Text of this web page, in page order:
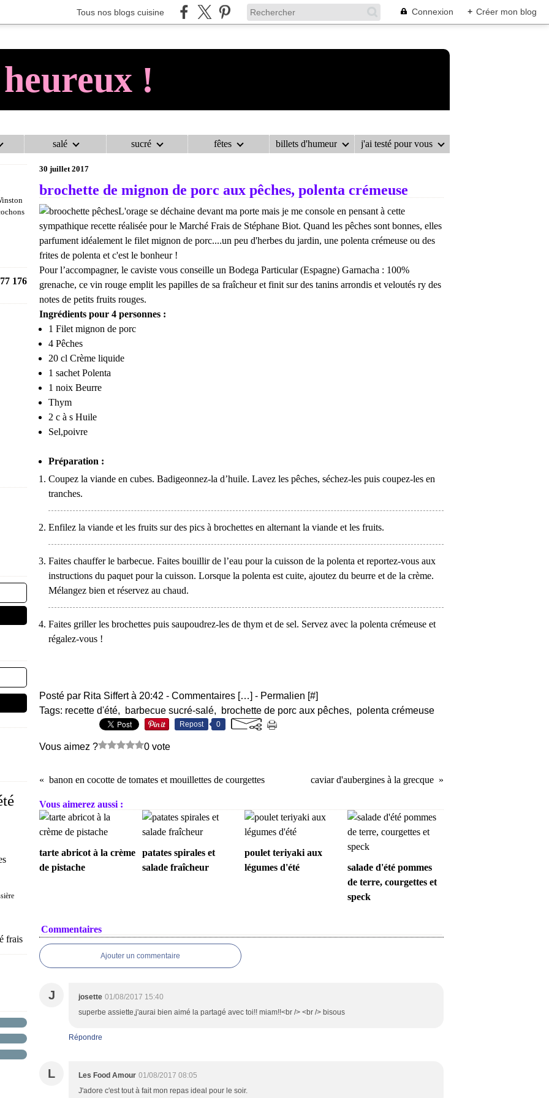
Tous nos blogs cuisine Connexion + Créer mon blog
!
salé sucré fêtes billets d'humeur
j'ai testé pour vous
176
frais
AU COCHON HEUREUX ! CATEGORIES BROCHETTE DE MIGNON DE PORC AUX PÊCHES, POLENTA CRÉMEUSE
30 juillet 2017
brochette de mignon de porc aux pêches, polenta crémeuse
L'orage se déchaine devant ma porte mais je me console en pensant à cette
sympathique recette réalisée pour le Marché Frais de Stéphane Biot. Quand les pêches sont bonnes, elles
parfument idéalement le filet mignon de porc....un peu d'herbes du jardin, une polenta crémeuse ou des
frites de polenta et c'est le bonheur !
Pour l’accompagner, le caviste vous conseille un Bodega Particular (Espagne) Garnacha : 100%
grenache, ce vin rouge emplit les papilles de sa fraîcheur et finit sur des tanins arrondis et veloutés ry des
notes de petits fruits rouges.
Ingrédients pour 4 personnes :
1 Filet mignon de porc
4 Pêches
20 cl Crème liquide
1 sachet Polenta
1 noix Beurre
Thym
2 c à s Huile
Sel,poivre
Préparation :
Coupez la viande en cubes. Badigeonnez-la d’huile. Lavez les pêches, séchez-les puis coupez-les en
tranches.
Enfilez la viande et les fruits sur des pics à brochettes en alternant la viande et les fruits.
Faites chauffer le barbecue. Faites bouillir de l’eau pour la cuisson de la polenta et reportez-vous aux
instructions du paquet pour la cuisson. Lorsque la polenta est cuite, ajoutez du beurre et de la crème.
Mélangez bien et réservez au chaud.
Faites griller les brochettes puis saupoudrez-les de thym et de sel. Servez avec la polenta crémeuse et
régalez-vous !
Posté par Rita Siffert à 20:42 - Commentaires […] - Permalien [#]
Tags: recette d'été, barbecue sucré-salé, brochette de porc aux pêches, polenta crémeuse
Repost 0
Vous aimez ? 0 vote
banon en cocotte de tomates et mouillettes de courgettes caviar d'aubergines à la grecque
Vous aimerez aussi :
tarte abricot à la crème
de pistache
patates spirales et
salade fraîcheur
poulet teriyaki aux
légumes d'été
salade d'été pommes
de terre, courgettes et
speck
Commentaires
Ajouter un commentaire
J josette 01/08/2017 15:40
superbe assiette,j'aurai bien aimé la partagé avec toi!! miam!!<br /> <br /> bisous
Répondre
L Les Food Amour 01/08/2017 08:05
J'adore c'est tout à fait mon repas ideal pour le soir.